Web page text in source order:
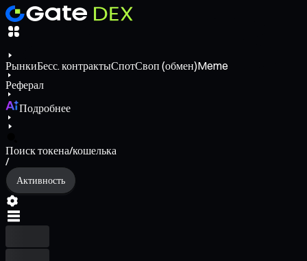
РынкиБесс. контрактыСпотСвоп (обмен)Meme
Реферал
Подробнее
Поиск токена/кошелька
/
Активность